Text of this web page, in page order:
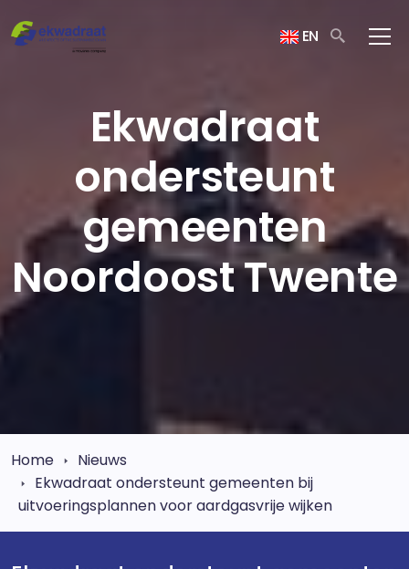
EN
Ekwadraat
ondersteunt
gemeenten
Noordoost Twente
Home
Nieuws
Ekwadraat ondersteunt gemeenten bij
uitvoeringsplannen voor aardgasvrije wijken